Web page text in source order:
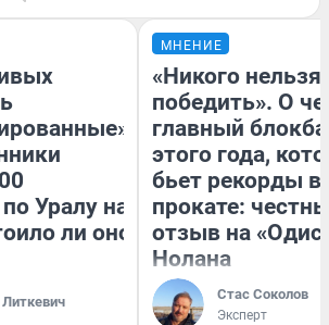
Уралу на
ли оно
МНЕНИЕ
«Никого нельзя
победить». О
главный
этого года,
бьет рекорды в
прокате:
отзыв на
Нолана
Стас Соколов
Эксперт